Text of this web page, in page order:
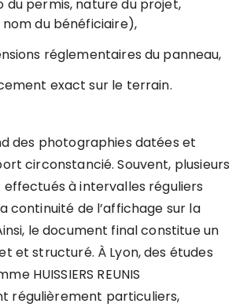
du permis, nature du projet,
du bénéficiaire),
réglementaires du panneau,
exact sur le terrain.
des photographies datées et
circonstancié. Souvent, plusieurs
effectués à intervalles réguliers
continuité de l’affichage sur la
le document final constitue un
et structuré. À Lyon, des études
HUISSIERS REUNIS
régulièrement particuliers,